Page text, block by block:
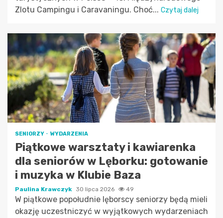
Zlotu Campingu i Caravaningu. Choć... Czytaj dalej
SENIORZY WYDARZENIA
Piątkowe warsztaty i kawiarenka
dla seniorów w Lęborku: gotowanie
i muzyka w Klubie Baza
Paulina Krawczyk 30 lipca 2026 49
W piątkowe popołudnie lęborscy seniorzy będą mieli
okazję uczestniczyć w wyjątkowych wydarzeniach